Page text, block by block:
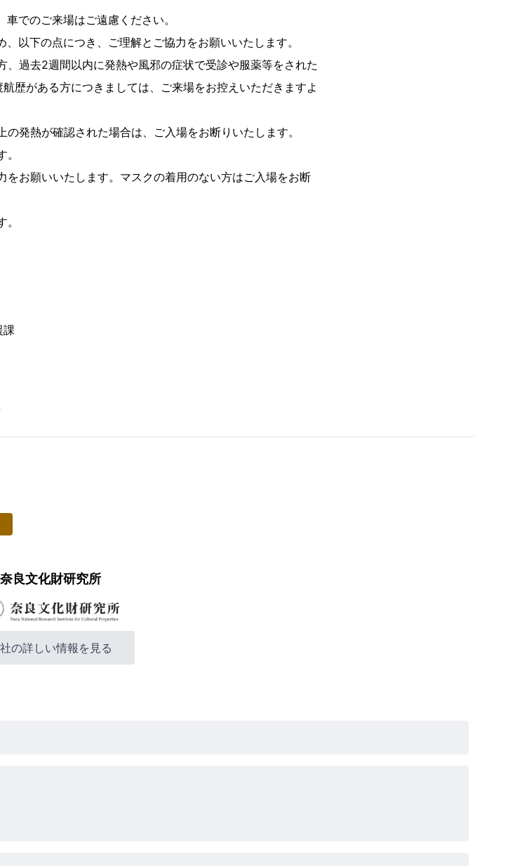
でのご来場はご遠慮ください。
以下の点につき、ご理解とご協力をお願いいたします。
、過去2週間以内に発熱や風邪の症状で受診や服薬等をされた
歴がある方につきましては、ご来場をお控えいただきますよ
発熱が確認された場合は、ご入場をお断りいたします。
をお願いいたします。マスクの着用のない方はご入場をお断
課
奈良文化財研究所
の詳しい情報を見る